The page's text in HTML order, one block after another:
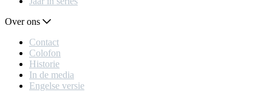
Over ons
Contact
Colofon
Historie
In de media
Engelse versie